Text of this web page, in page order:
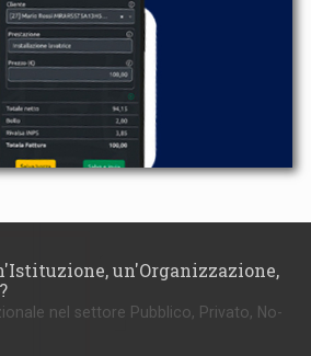
un'Organizzazione,
nel settore Pubblico, Privato, No-